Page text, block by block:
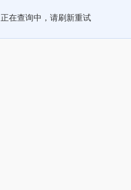
正在查询中，请刷新重试